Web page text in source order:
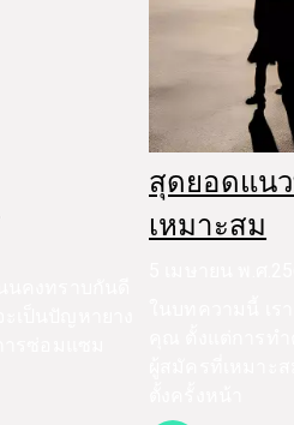
สุดยอดแน
เหมาะสม